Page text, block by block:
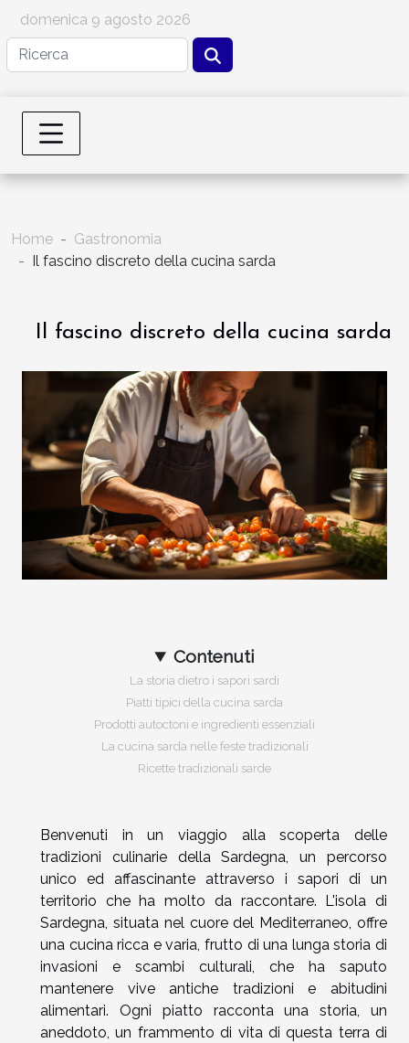
domenica 9 agosto 2026
Home
Gastronomia
Il fascino discreto della cucina sarda
Il fascino discreto della cucina sarda
Contenuti
La storia dietro i sapori sardi
Piatti tipici della cucina sarda
Prodotti autoctoni e ingredienti essenziali
La cucina sarda nelle feste tradizionali
Ricette tradizionali sarde
Benvenuti in un viaggio alla scoperta delle
tradizioni culinarie della Sardegna, un percorso
unico ed affascinante attraverso i sapori di un
territorio che ha molto da raccontare. L'isola di
Sardegna, situata nel cuore del Mediterraneo, offre
una cucina ricca e varia, frutto di una lunga storia di
invasioni e scambi culturali, che ha saputo
mantenere vive antiche tradizioni e abitudini
alimentari. Ogni piatto racconta una storia, un
aneddoto, un frammento di vita di questa terra di